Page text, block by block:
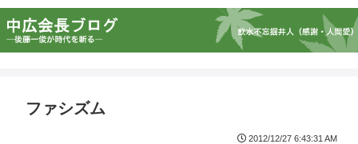
ファシズム
2012/12/27 6:43:31 AM